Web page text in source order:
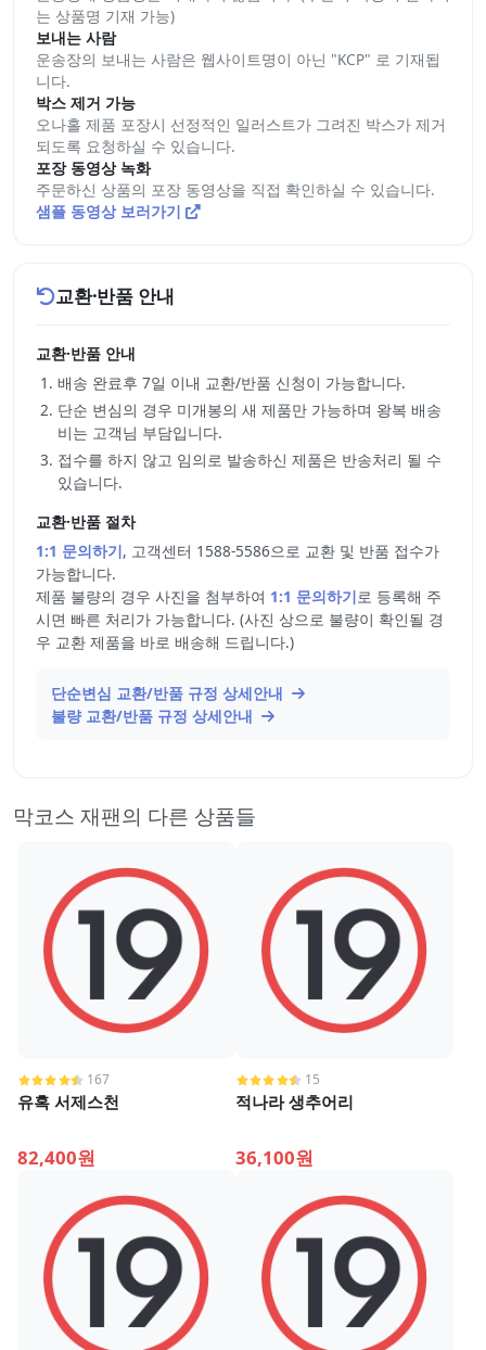
는 상품명 기재 가능)
보내는 사람
운송장의 보내는 사람은 웹사이트명이 아닌 "KCP" 로 기재됩
니다.
박스 제거 가능
오나홀 제품 포장시 선정적인 일러스트가 그려진 박스가 제거
되도록 요청하실 수 있습니다.
포장 동영상 녹화
주문하신 상품의 포장 동영상을 직접 확인하실 수 있습니다.
샘플 동영상 보러가기
교환·반품 안내
교환·반품 안내
배송 완료후 7일 이내 교환/반품 신청이 가능합니다.
단순 변심의 경우 미개봉의 새 제품만 가능하며 왕복 배송
비는 고객님 부담입니다.
접수를 하지 않고 임의로 발송하신 제품은 반송처리 될 수
있습니다.
교환·반품 절차
1:1 문의하기, 고객센터 1588-5586으로 교환 및 반품 접수가
가능합니다.
제품 불량의 경우 사진을 첨부하여 1:1 문의하기로 등록해 주
시면 빠른 처리가 가능합니다. (사진 상으로 불량이 확인될 경
우 교환 제품을 바로 배송해 드립니다.)
단순변심 교환/반품 규정 상세안내
불량 교환/반품 규정 상세안내
막코스 재팬의 다른 상품들
167
유혹 서제스천
82,400원
15
적나라 생추어리
36,100원